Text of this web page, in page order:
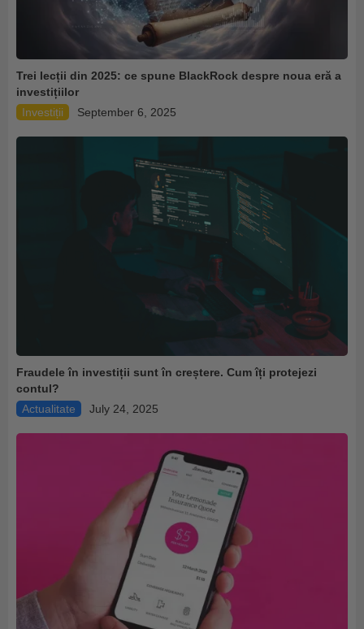
Trei lecții din 2025: ce spune BlackRock despre noua eră a
investițiilor
Investiții
September 6, 2025
Fraudele în investiții sunt în creștere. Cum îți protejezi
contul?
Actualitate
July 24, 2025